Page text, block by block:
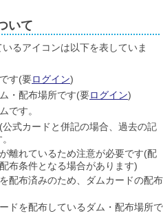
いて
るアイコンは以下を表していま
す(要ログイン)
・配布場所です(要ログイン)
です。
式カードと併記の場合、過去の記
離れているため注意が必要です(配
布条件となる場合があります)
配布済みのため、ダムカードの配布
ドを配布しているダム・配布場所で